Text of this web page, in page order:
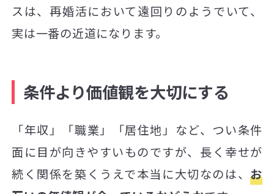
スは、再婚活において遠回りのようでいて、
実は一番の近道になります。
条件より価値観を大切にする
「年収」「職業」「居住地」など、つい条件
面に目が向きやすいものですが、長く幸せが
続く関係を築くうえで本当に大切なのは、お